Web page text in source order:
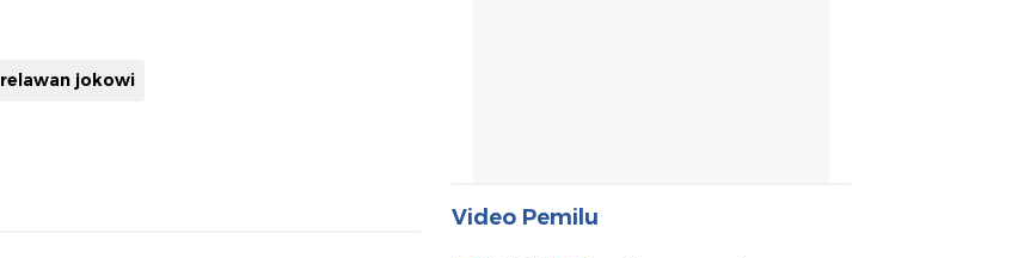
relawan jokowi
Video Pemilu